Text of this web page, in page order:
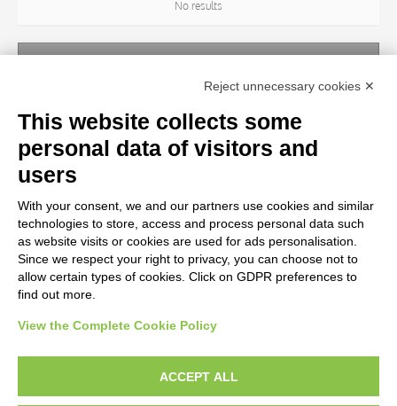
No results
OBJECT
LOCATION
CENTURY
diritto d’autore, legge 22 aprile 1941 n. 633. I diritti degli autori, degli artisti e
Reject unnecessary cookies ✕
This website collects some
personal data of visitors and
users
With your consent, we and our partners use cookies and similar
technologies to store, access and process personal data such
as website visits or cookies are used for ads personalisation.
Since we respect your right to privacy, you can choose not to
allow certain types of cookies. Click on GDPR preferences to
find out more.
View the Complete Cookie Policy
ACCEPT ALL